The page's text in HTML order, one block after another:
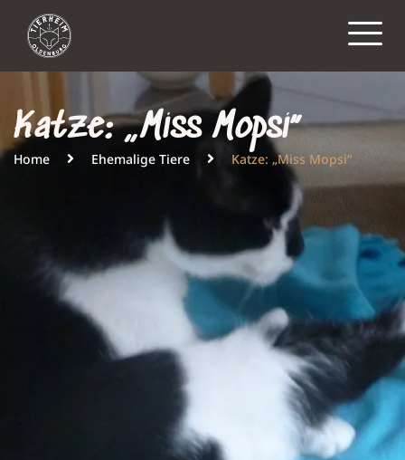
Katze: „Miss Mopsi“
Home Ehemalige Tiere Katze: „Miss Mopsi“